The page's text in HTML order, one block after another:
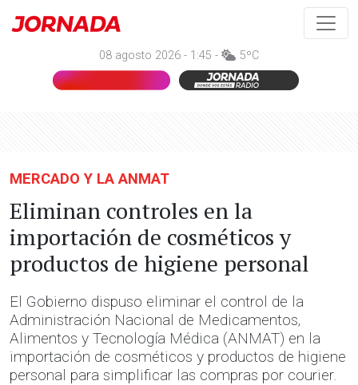
08 agosto 2026 - 1:45 - 5ºC
MERCADO Y LA ANMAT
Eliminan controles en la
importación de cosméticos y
productos de higiene personal
El Gobierno dispuso eliminar el control de la
Administración Nacional de Medicamentos,
Alimentos y Tecnología Médica (ANMAT) en la
importación de cosméticos y productos de higiene
personal para simplificar las compras por courier.